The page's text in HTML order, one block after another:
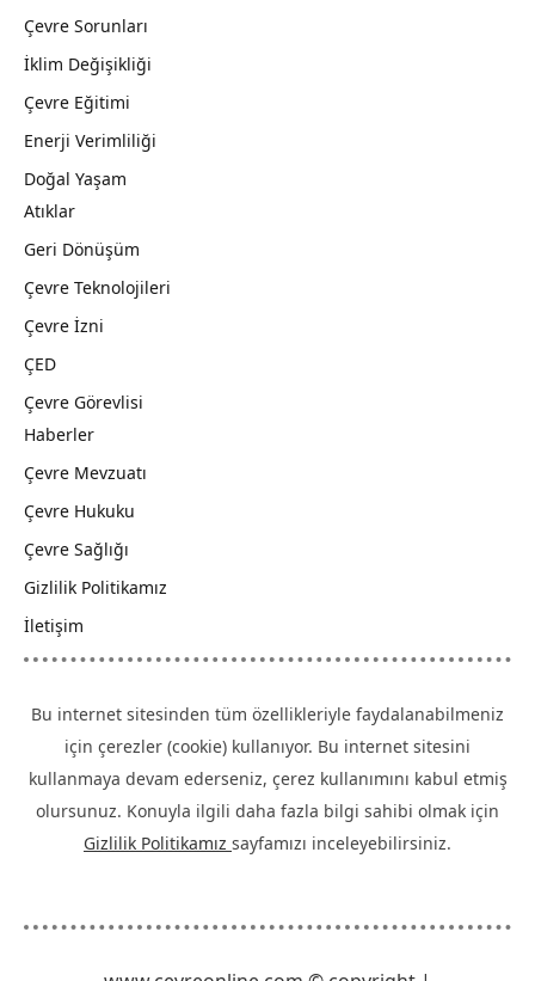
Çevre Sorunları
İklim Değişikliği
Çevre Eğitimi
Enerji Verimliliği
Doğal Yaşam
Atıklar
Geri Dönüşüm
Çevre Teknolojileri
Çevre İzni
ÇED
Çevre Görevlisi
Haberler
Çevre Mevzuatı
Çevre Hukuku
Çevre Sağlığı
Gizlilik Politikamız
İletişim
Bu internet sitesinden tüm özellikleriyle faydalanabilmeniz
için çerezler (cookie) kullanıyor. Bu internet sitesini
kullanmaya devam ederseniz, çerez kullanımını kabul etmiş
olursunuz. Konuyla ilgili daha fazla bilgi sahibi olmak için
Gizlilik Politikamız sayfamızı inceleyebilirsiniz.